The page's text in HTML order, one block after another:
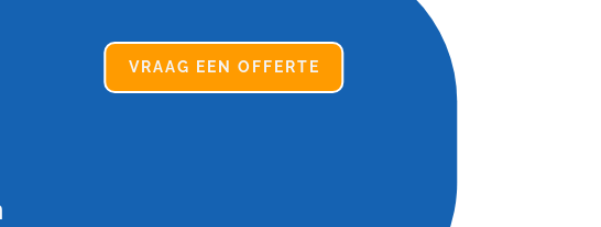
VRAAG EEN OFFERTE